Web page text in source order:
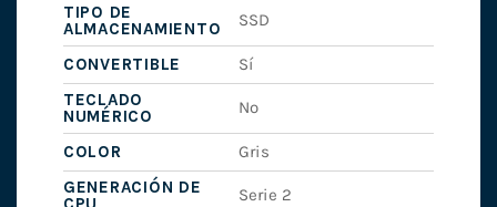
TIPO DE
ALMACENAMIENTO
SSD
CONVERTIBLE
Sí
TECLADO
NUMÉRICO
No
COLOR
Gris
GENERACIÓN DE
Serie 2